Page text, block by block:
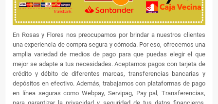
En Rosas y Flores nos preocupamos por brindar a nuestros clientes
una experiencia de compra segura y cómoda. Por eso, ofrecemos una
amplia variedad de medios de pago para que puedas elegir el que
mejor se adapte a tus necesidades. Aceptamos pagos con tarjeta de
crédito y débito de diferentes marcas, transferencias bancarias y
depósitos en efectivo. Además, trabajamos con plataformas de pago
en línea seguras como Webpay, Servipag, Pay pal, Transferencias,